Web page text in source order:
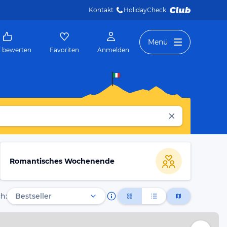
Kontakt HolidayCheck
bewerten Favoriten Anmelden
Menü
Romantisches Wochenende